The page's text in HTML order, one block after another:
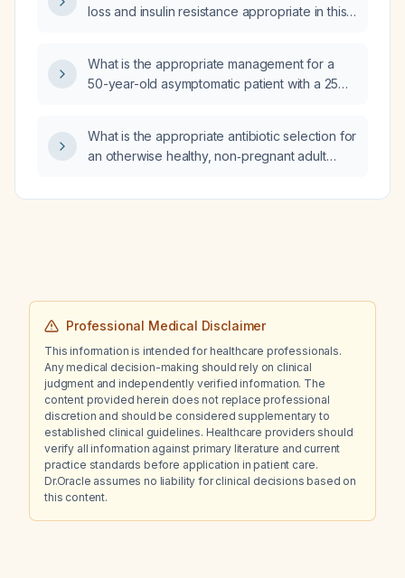
loss and insulin resistance appropriate in this
unavailable?
What is the appropriate management for a
50-year-old asymptomatic patient with a 25%
What is the appropriate antibiotic selection for
an otherwise healthy, non‑pregnant adult
infection?
Professional Medical Disclaimer
This information is intended for healthcare professionals.
Any medical decision-making should rely on clinical
judgment and independently verified information. The
content provided herein does not replace professional
discretion and should be considered supplementary to
established clinical guidelines. Healthcare providers should
verify all information against primary literature and current
practice standards before application in patient care.
Dr.Oracle assumes no liability for clinical decisions based on
this content.